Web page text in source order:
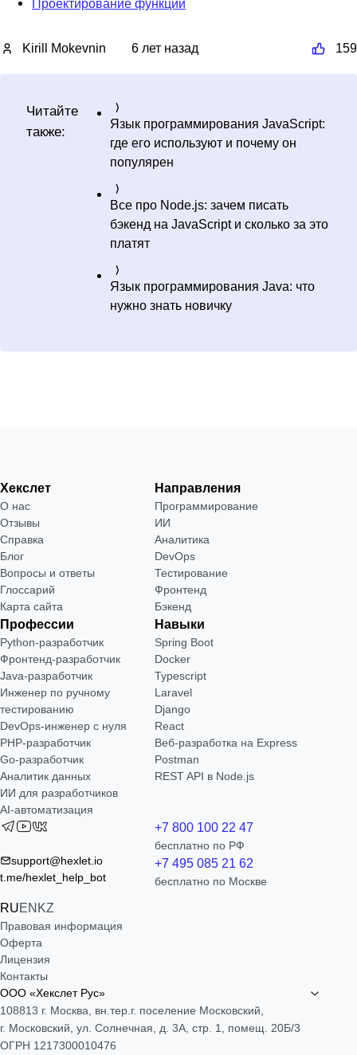
Проектирование функций
Kirill Mokevnin 6 лет назад 159
Читайте
также:
Язык программирования JavaScript:
где его используют и почему он
популярен
Все про Node.js: зачем писать
бэкенд на JavaScript и сколько за это
платят
Язык программирования Java: что
нужно знать новичку
Хекслет
О нас
Отзывы
Справка
Блог
Вопросы и ответы
Глоссарий
Карта сайта
Направления
Программирование
ИИ
Аналитика
DevOps
Тестирование
Фронтенд
Бэкенд
Профессии
Python-разработчик
Фронтенд-разработчик
Java-разработчик
Инженер по ручному
тестированию
DevOps-инженер с нуля
РНР-разработчик
Go-разработчик
Аналитик данных
ИИ для разработчиков
AI-автоматизация
Навыки
Spring Boot
Docker
Typescript
Laravel
Django
React
Веб-разработка на Express
Postman
REST API в Node.js
support@hexlet.io
t.me/hexlet_help_bot
RUEN KZ
+7 800 100 22 47
бесплатно по РФ
+7 495 085 21 62
бесплатно по Москве
Правовая информация
Оферта
Лицензия
Контакты
ООО «Хекслет Рус»
108813 г. Москва, вн.тер.г. поселение Московский,
г. Московский, ул. Солнечная, д. 3А, стр. 1, помещ. 20Б/3
ОГРН 1217300010476